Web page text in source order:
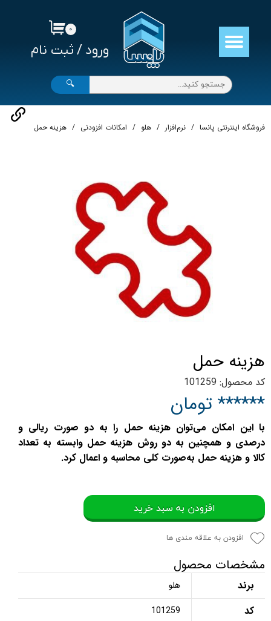
ورود / ثبت نام
حساب کاربری من
تغییر گذر واژه
سفارشات
خروج از حساب کاربری
۰
🔍
فروشگاه اینترنتی پانسا نرم‌افزار هلو امکانات افزودنی هزینه حمل
هزینه حمل
کد محصول: 101259
****** تومان
با این امکان می‌توان هزینه حمل را به دو صورت ریالی و
درصدی و همچنین به دو روش هزینه حمل وابسته به تعداد
کالا و هزینه حمل به‌صورت کلی محاسبه و اعمال کرد.
افزودن به سبد خرید
افزودن به علاقه مندی ها
مشخصات محصول
برند هلو
کد 101259